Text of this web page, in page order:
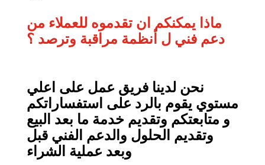
ماذا يمكنكم ان تقدموه للعملاء من
دعم فني ل أنظمة مراقبة وترصد ؟
نحن لدينا فريق عمل على اعلي
مستوي يقوم بالرد على استفساراتكم
و متابعتكم وتقديم خدمة ما بعد البيع
وتقديم الحلول والدعم الفني قبل
وبعد عملية الشراء